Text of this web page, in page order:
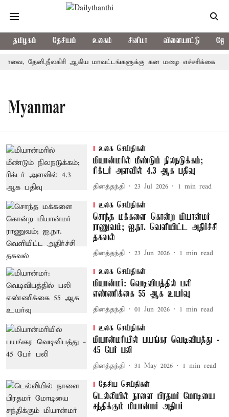
தமிழகம் தேசியம் உலகம் சினிமா விளையாட்டு
தேனி,நீலகிரி ஆகிய மாவட்டங்களுக்கு கன மழை எச்சரிக்கை
Myanmar
உலக செய்திகள்
மியான்மரில் மீண்டும் நிலநடுக்கம்;
ரிக்டர் அளவில் 4.3 ஆக பதிவு
தினத்தந்தி 23 Jul 2026 1 min read
உலக செய்திகள்
சொந்த மக்களை கொன்ற மியான்மர்
ராணுவம்; ஐ.நா. வெளியிட்ட அதிர்ச்சி
தகவல்
தினத்தந்தி 23 Jun 2026 1 min read
உலக செய்திகள்
மியான்மர்: வெடிவிபத்தில் பலி
எண்ணிக்கை 55 ஆக உயர்வு
தினத்தந்தி 01 Jun 2026 1 min read
உலக செய்திகள்
மியான்மரியில் பயங்கர வெடிவிபத்து -
45 பேர் பலி
தினத்தந்தி 31 May 2026 1 min read
தேசிய செய்திகள்
டெல்லியில் நாளை பிரதமர் மோடியை
சந்திக்கும் மியான்மர் அதிபர்